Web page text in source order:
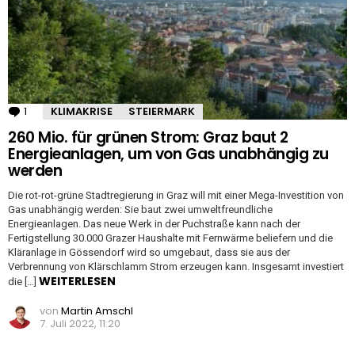
1 Kommentar
KLIMAKRISE STEIERMARK
260 Mio. für grünen Strom: Graz baut 2
Energieanlagen, um von Gas unabhängig zu
werden
Die rot-rot-grüne Stadtregierung in Graz will mit einer Mega-Investition von
Gas unabhängig werden: Sie baut zwei umweltfreundliche
Energieanlagen. Das neue Werk in der Puchstraße kann nach der
Fertigstellung 30.000 Grazer Haushalte mit Fernwärme beliefern und die
Kläranlage in Gössendorf wird so umgebaut, dass sie aus der
Verbrennung von Klärschlamm Strom erzeugen kann. Insgesamt investiert
die […] WEITERLESEN
von Martin Amschl
7. Juli 2022, 11:20